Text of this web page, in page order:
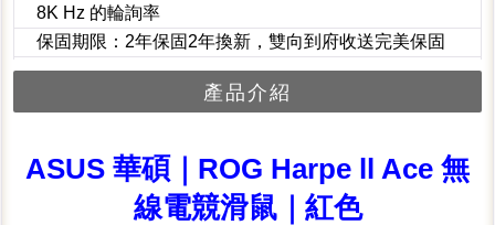
8K Hz 的輪詢率
保固期限：2年保固2年換新，雙向到府收送完美保固
產品介紹
ASUS 華碩｜ROG Harpe ll Ace 無
線電競滑鼠｜紅色